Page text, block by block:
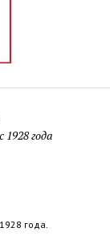
года
года.